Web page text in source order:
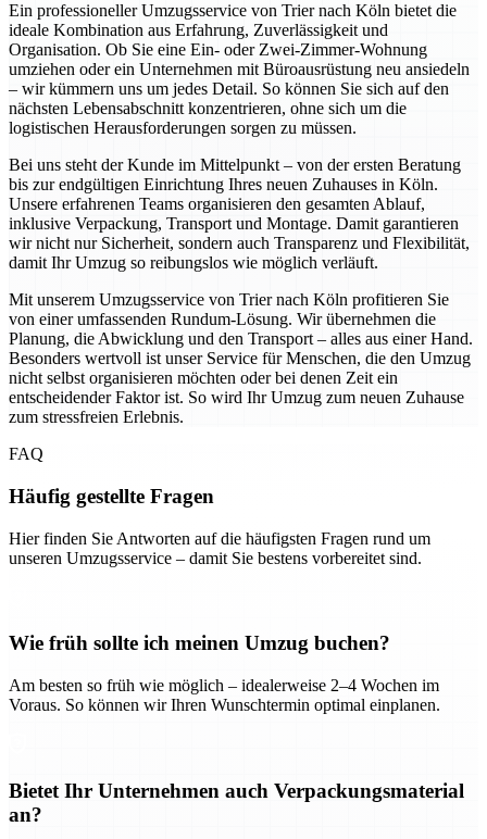
Ein professioneller Umzugsservice von Trier nach Köln bietet die
ideale Kombination aus Erfahrung, Zuverlässigkeit und
Organisation. Ob Sie eine Ein- oder Zwei-Zimmer-Wohnung
umziehen oder ein Unternehmen mit Büroausrüstung neu ansiedeln
– wir kümmern uns um jedes Detail. So können Sie sich auf den
nächsten Lebensabschnitt konzentrieren, ohne sich um die
logistischen Herausforderungen sorgen zu müssen.
Bei uns steht der Kunde im Mittelpunkt – von der ersten Beratung
bis zur endgültigen Einrichtung Ihres neuen Zuhauses in Köln.
Unsere erfahrenen Teams organisieren den gesamten Ablauf,
inklusive Verpackung, Transport und Montage. Damit garantieren
wir nicht nur Sicherheit, sondern auch Transparenz und Flexibilität,
damit Ihr Umzug so reibungslos wie möglich verläuft.
Mit unserem Umzugsservice von Trier nach Köln profitieren Sie
von einer umfassenden Rundum-Lösung. Wir übernehmen die
Planung, die Abwicklung und den Transport – alles aus einer Hand.
Besonders wertvoll ist unser Service für Menschen, die den Umzug
nicht selbst organisieren möchten oder bei denen Zeit ein
entscheidender Faktor ist. So wird Ihr Umzug zum neuen Zuhause
zum stressfreien Erlebnis.
FAQ
Häufig gestellte Fragen
Hier finden Sie Antworten auf die häufigsten Fragen rund um
unseren Umzugsservice – damit Sie bestens vorbereitet sind.
Wie früh sollte ich meinen Umzug buchen?
Am besten so früh wie möglich – idealerweise 2–4 Wochen im
Voraus. So können wir Ihren Wunschtermin optimal einplanen.
Bietet Ihr Unternehmen auch Verpackungsmaterial
an?